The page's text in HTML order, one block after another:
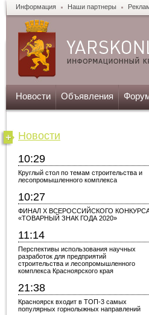
Информация Наши партнеры
Новости Объявления
Новости
10:29
Круглый стол по темам строительства и
лесопромышленного комплекса
10:27
ФИНАЛ X ВСЕРОССИЙСКОГО
«ТОВАРНЫЙ ЗНАК ГОДА 2020»
11:14
Перспективы использования научных
разработок для предприятий
строительства и лесопромышленного
комплекса Красноярского края
21:38
Красноярск входит в ТОП-3 самых
популярных горнолыжных направлений